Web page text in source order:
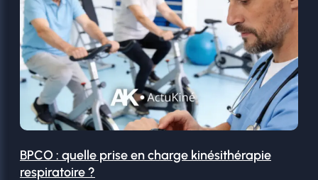
BPCO : quelle prise en charge kinésithérapie
respiratoire ?